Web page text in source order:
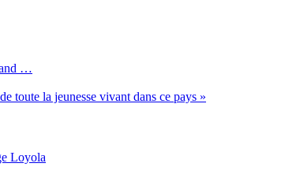
…
toute la jeunesse vivant dans ce pays »
Loyola